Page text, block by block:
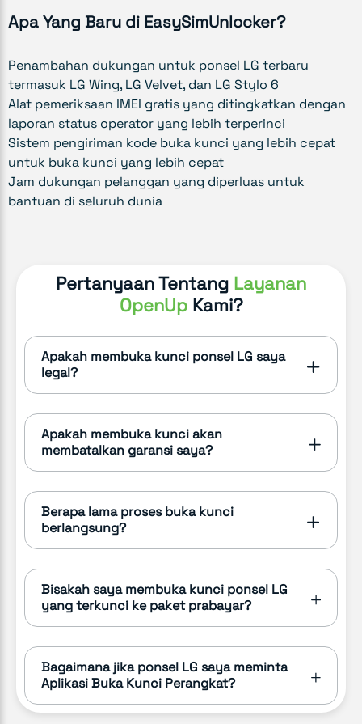
Apa Yang Baru di EasySimUnlocker?
Penambahan dukungan untuk ponsel LG terbaru
termasuk LG Wing, LG Velvet, dan LG Stylo 6
Alat pemeriksaan IMEI gratis yang ditingkatkan dengan
laporan status operator yang lebih terperinci
Sistem pengiriman kode buka kunci yang lebih cepat
untuk buka kunci yang lebih cepat
Jam dukungan pelanggan yang diperluas untuk
bantuan di seluruh dunia
Pertanyaan Tentang Layanan
OpenUpKami?
Apakah membuka kunci ponsel LG saya
legal?
Apakah membuka kunci akan
membatalkan garansi saya?
Berapa lama proses buka kunci
berlangsung?
Bisakah saya membuka kunci ponsel LG
yang terkunci ke paket prabayar?
Bagaimana jika ponsel LG saya meminta
Aplikasi Buka Kunci Perangkat?